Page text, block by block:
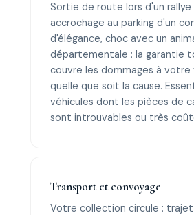
Sortie de route lors d'un rallye
accrochage au parking d'un
d'élégance, choc avec un
départementale : la garantie
couvre les dommages à votre
quelle que soit la cause.
véhicules dont les pièces de
sont introuvables ou très
Transport et convoyage
Votre collection circule :